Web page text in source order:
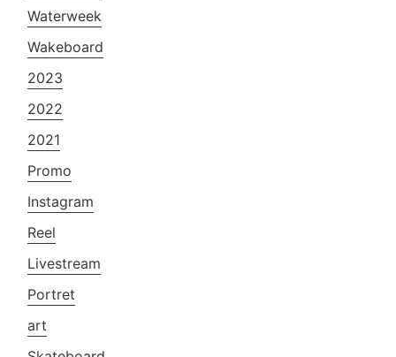
Waterweek
Wakeboard
2023
2022
2021
Promo
Instagram
Reel
Livestream
Portret
art